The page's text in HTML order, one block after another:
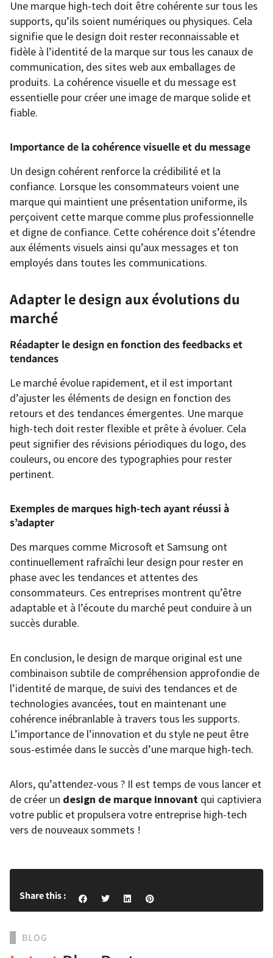
Une marque high-tech doit être cohérente sur tous les
supports, qu’ils soient numériques ou physiques. Cela
signifie que le design doit rester reconnaissable et
fidèle à l’identité de la marque sur tous les canaux de
communication, des sites web aux emballages de
produits. La cohérence visuelle et du message est
essentielle pour créer une image de marque solide et
fiable.
Importance de la cohérence visuelle et du message
Un design cohérent renforce la crédibilité et la
confiance. Lorsque les consommateurs voient une
marque qui maintient une présentation uniforme, ils
perçoivent cette marque comme plus professionnelle
et digne de confiance. Cette cohérence doit s’étendre
aux éléments visuels ainsi qu’aux messages et ton
employés dans toutes les communications.
Adapter le design aux évolutions du
marché
Réadapter le design en fonction des feedbacks et
tendances
Le marché évolue rapidement, et il est important
d’ajuster les éléments de design en fonction des
retours et des tendances émergentes. Une marque
high-tech doit rester flexible et prête à évoluer. Cela
peut signifier des révisions périodiques du logo, des
couleurs, ou encore des typographies pour rester
pertinent.
Exemples de marques high-tech ayant réussi à
s’adapter
Des marques comme Microsoft et Samsung ont
continuellement rafraîchi leur design pour rester en
phase avec les tendances et attentes des
consommateurs. Ces entreprises montrent qu’être
adaptable et à l’écoute du marché peut conduire à un
succès durable.
En conclusion, le design de marque original est une
combinaison subtile de compréhension approfondie de
l’identité de marque, de suivi des tendances et de
technologies avancées, tout en maintenant une
cohérence inébranlable à travers tous les supports.
L’importance de l’innovation et du style ne peut être
sous-estimée dans le succès d’une marque high-tech.
Alors, qu’attendez-vous ? Il est temps de vous lancer et
de créer un design de marque innovant qui captiviera
votre public et propulsera votre entreprise high-tech
vers de nouveaux sommets !
Share this :
BLOG